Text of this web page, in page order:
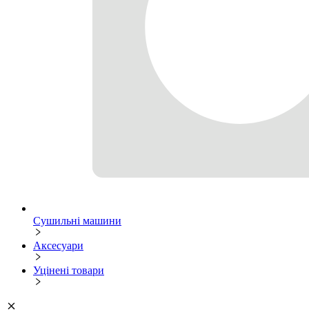
Сушильні машини
Аксесуари
Уцінені товари